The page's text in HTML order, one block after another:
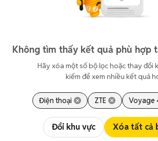
Không tìm thấy kết quả phù hợp
Hãy xóa một số bộ lọc hoặc thay đổi
kiếm để xem nhiều kết quả
Điện thoại ZTE Voyage
Đổi khu vực Xóa tất cả